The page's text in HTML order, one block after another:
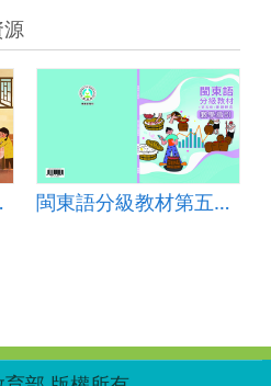
檔） 閩東語分級教材第五級專題研究教學指引